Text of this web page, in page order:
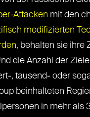
Attacken mit den
modifizierten
, behalten sie ihre
die Anzahl der
, tausend- oder
beinhalteten
in mehr als